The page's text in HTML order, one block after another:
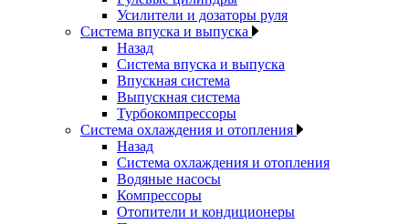
Усилители и дозаторы руля
Система впуска и выпуска
Назад
Система впуска и выпуска
Впускная система
Выпускная система
Турбокомпрессоры
Система охлаждения и отопления
Назад
Система охлаждения и отопления
Водяные насосы
Компрессоры
Отопители и кондиционеры